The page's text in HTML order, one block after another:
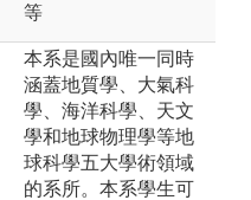
等
本系是國內唯一同時
涵蓋地質學、大氣科
學、海洋科學、天文
學和地球物理學等地
球科學五大學術領域
的系所。本系學生可